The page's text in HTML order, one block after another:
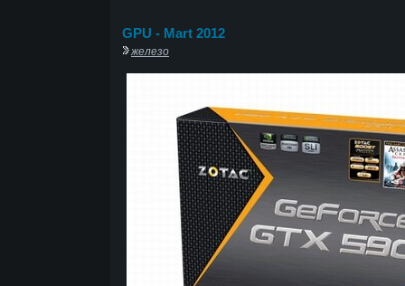
GPU - Mart 2012
железо